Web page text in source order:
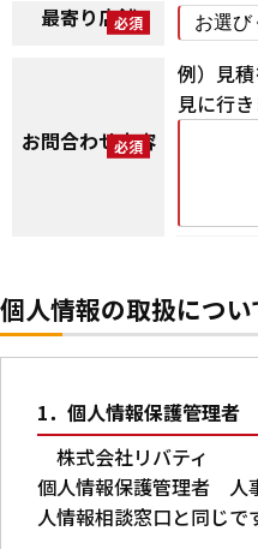
最寄り店舗
お問合わせ内容
例）見
見に行き
個人情報の取扱につい
1．個人情報保護管理者
株式会社リバティ
個人情報保護管理者 人
人情報相談窓口と同じで